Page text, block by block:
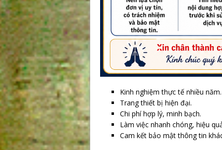
Kinh nghiệm thực tế nhiều năm.
Trang thiết bị hiện đại.
Chi phí hợp lý, minh bạch.
Làm việc nhanh chóng, hiệu
Cam kết bảo mật thông tin